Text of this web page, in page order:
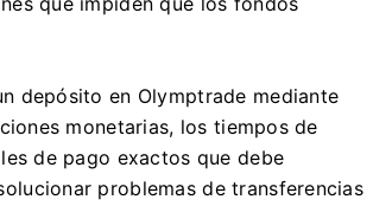
depósito en Olymptrade mediante
monetarias, los tiempos de
de pago exactos que debe
problemas de transferencias